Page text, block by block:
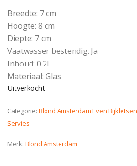
Breedte: 7 cm
Hoogte: 8 cm
Diepte: 7 cm
Vaatwasser bestendig: Ja
Inhoud: 0.2L
Materiaal: Glas
Uitverkocht
Categorie: Blond Amsterdam Even Bijkletsen
Servies
Merk: Blond Amsterdam